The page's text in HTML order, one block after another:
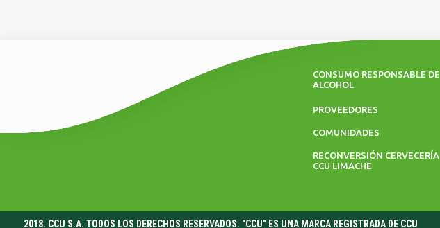
CONSUMO RESPONSABLE DE
ALCOHOL
PROVEEDORES
COMUNIDADES
RECONVERSIÓN CERVECERÍA
CCU LIMACHE
2018. CCU S.A. TODOS LOS DERECHOS RESERVADOS. "CCU" ES UNA MARCA REGISTRADA DE CCU